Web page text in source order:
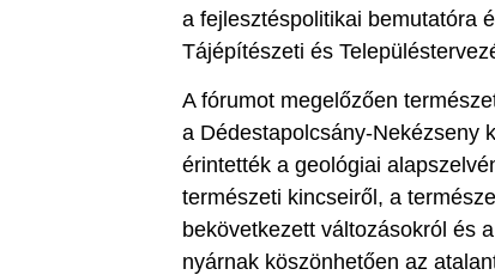
a fejlesztéspolitikai bemutatóra
Tájépítészeti és
A fórumot megelőzően
a Dédestapolcsány-Nekézseny
érintették a geológiai
természeti kincseiről, a
bekövetkezett változásokról és
nyárnak köszönhetően az